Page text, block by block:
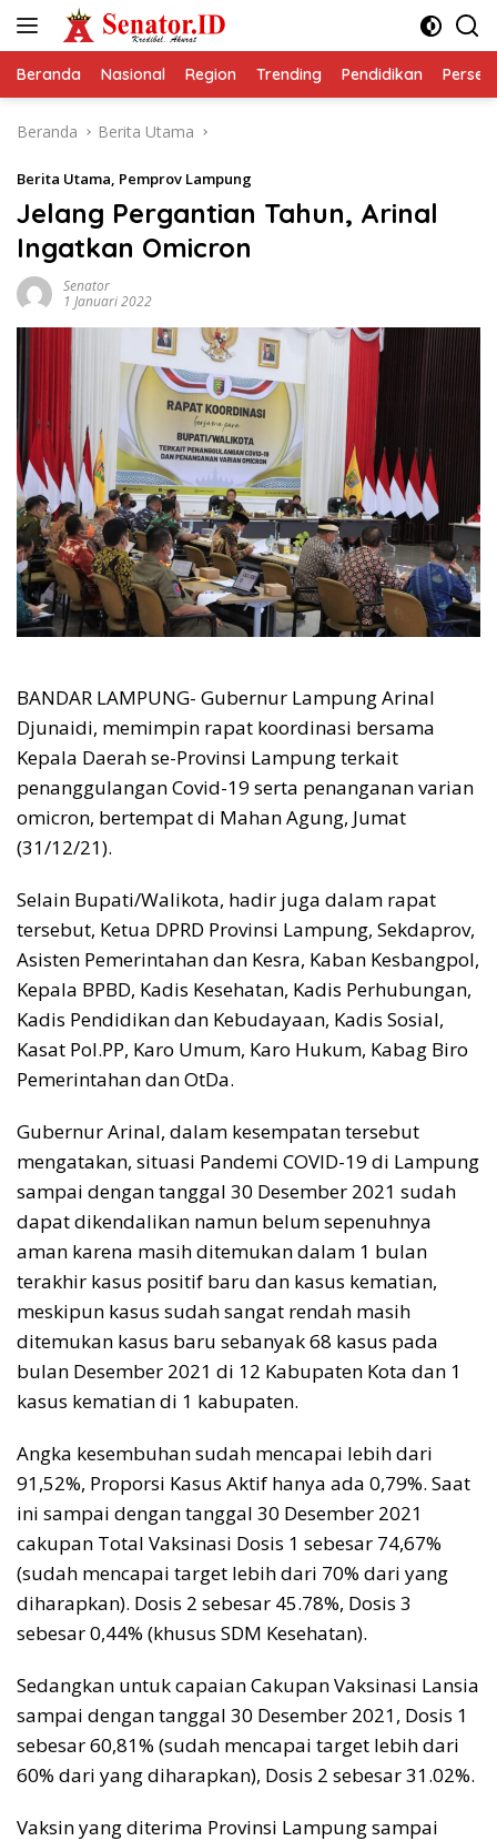
Beranda Nasional Region Trending Pendidikan
Beranda Berita Utama
Berita Utama, Pemprov Lampung
Jelang Pergantian Tahun, Arinal
Ingatkan Omicron
Senator
1 Januari 2022
BANDAR LAMPUNG- Gubernur Lampung Arinal
Djunaidi, memimpin rapat koordinasi bersama
Kepala Daerah se-Provinsi Lampung terkait
penanggulangan Covid-19 serta penanganan varian
omicron, bertempat di Mahan Agung, Jumat
(31/12/21).
Selain Bupati/Walikota, hadir juga dalam rapat
tersebut, Ketua DPRD Provinsi Lampung, Sekdaprov,
Asisten Pemerintahan dan Kesra, Kaban Kesbangpol,
Kepala BPBD, Kadis Kesehatan, Kadis Perhubungan,
Kadis Pendidikan dan Kebudayaan, Kadis Sosial,
Kasat Pol.PP, Karo Umum, Karo Hukum, Kabag Biro
Pemerintahan dan OtDa.
Gubernur Arinal, dalam kesempatan tersebut
mengatakan, situasi Pandemi COVID-19 di Lampung
sampai dengan tanggal 30 Desember 2021 sudah
dapat dikendalikan namun belum sepenuhnya
aman karena masih ditemukan dalam 1 bulan
terakhir kasus positif baru dan kasus kematian,
meskipun kasus sudah sangat rendah masih
ditemukan kasus baru sebanyak 68 kasus pada
bulan Desember 2021 di 12 Kabupaten Kota dan 1
kasus kematian di 1 kabupaten.
Angka kesembuhan sudah mencapai lebih dari
91,52%, Proporsi Kasus Aktif hanya ada 0,79%. Saat
ini sampai dengan tanggal 30 Desember 2021
cakupan Total Vaksinasi Dosis 1 sebesar 74,67%
(sudah mencapai target lebih dari 70% dari yang
diharapkan). Dosis 2 sebesar 45.78%, Dosis 3
sebesar 0,44% (khusus SDM Kesehatan).
Sedangkan untuk capaian Cakupan Vaksinasi Lansia
sampai dengan tanggal 30 Desember 2021, Dosis 1
sebesar 60,81% (sudah mencapai target lebih dari
60% dari yang diharapkan), Dosis 2 sebesar 31.02%.
Vaksin yang diterima Provinsi Lampung sampai